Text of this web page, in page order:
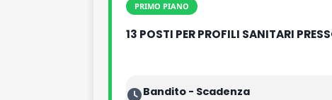
PRIMO PIANO
13 POSTI PER PROFILI SANITARI
Bandito - Scadenza